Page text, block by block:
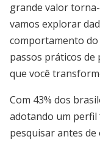
grande valor
vamos explorar
comportamento
passos práticos
que você
Com 43% dos
adotando um perfil
pesquisar antes de